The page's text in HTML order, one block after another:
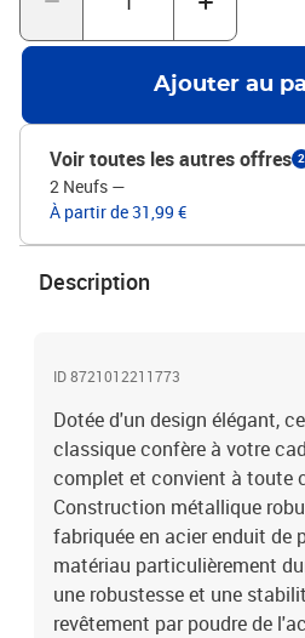
matelas compatible : 107
Veuillez utiliser des vis M6 pour
Ajouter au
Voir toutes les autres offres 2
2 Neufs —
À partir de 31,99 €
Description
ID 8721012211773
Dotée d'un design élégant,
classique confère à votre
complet et convient à toute
Construction métallique
fabriquée en acier enduit de
matériau particulièrement
une robustesse et une
revêtement par poudre de